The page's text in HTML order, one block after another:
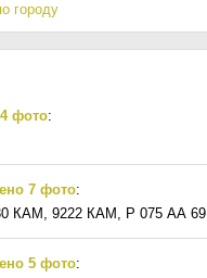
городу
фото:
7 фото:
КАМ, 9222 КАМ, Р 075 АА 69
5 фото: